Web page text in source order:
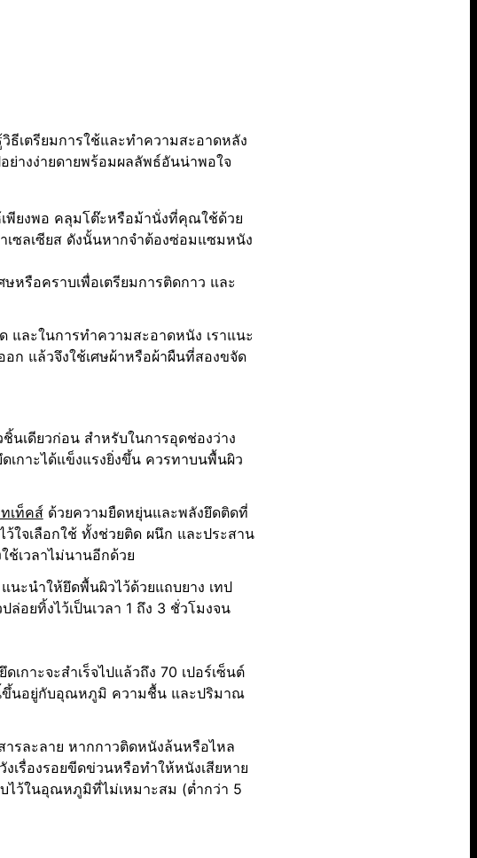
วิธีเตรียมการใช้และทำความสะอาดหลัง
ย่างง่ายดายพร้อมผลลัพธ์อันน่าพอใจ
พียงพอ คลุมโต๊ะหรือม้านั่งที่คุณใช้ด้วย
ซลเซียส ดังนั้นหากจำต้องซ่อมแซมหนัง
หรือคราบเพื่อเตรียมการติดกาว และ
ละในการทำความสะอาดหนัง เราแนะ
ก แล้วจึงใช้เศษผ้าหรือผ้าผืนที่สองขจัด
นเดียวก่อน สำหรับในการอุดช่องว่าง
เกาะได้แข็งแรงยิ่งขึ้น ควรทาบนพื้นผิว
เท็คส์ด้วยความยืดหยุ่นและพลังยึดติดที่
ใจเลือกใช้ ทั้งช่วยติด ผนึก และประสาน
ช้เวลาไม่นานอีกด้วย
ะนำให้ยึดพื้นผิวไว้ด้วยแถบยาง เทป
อยทิ้งไว้เป็นเวลา 1 ถึง 3 ชั่วโมงจน
กาะจะสำเร็จไปแล้วถึง 70 เปอร์เซ็นต์
ขึ้นอยู่กับอุณหภูมิ ความชื้น และปริมาณ
รละลาย หากกาวติดหนังล้นหรือไหล
รื่องรอยขีดข่วนหรือทำให้หนังเสียหาย
ไว้ในอุณหภูมิที่ไม่เหมาะสม (ต่ำกว่า 5